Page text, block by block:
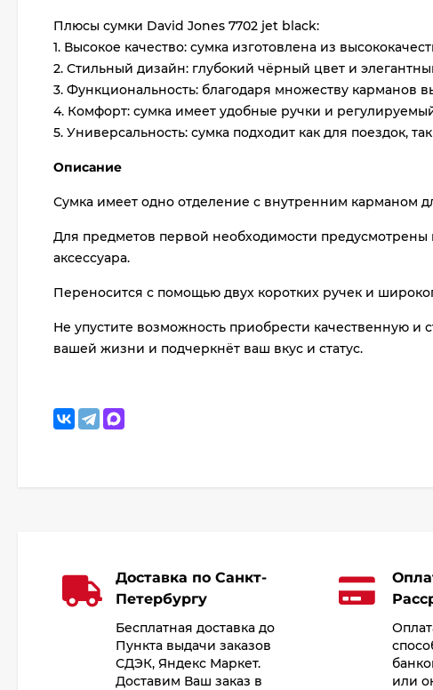
Плюсы сумки David Jones 7702 jet black:
1. Высокое качество: сумка изготовлена из
2. Стильный дизайн: глубокий чёрный цвет и
3. Функциональность: благодаря множеству карманов
4. Комфорт: сумка имеет удобные ручки и
5. Универсальность: сумка подходит как для поездок,
Описание
Сумка имеет одно отделение с внутренним карманом
Для предметов первой необходимости
аксессуара.
Переносится с помощью двух коротких ручек и
Не упустите возможность приобрести качественную
вашей жизни и подчеркнёт ваш вкус и статус.
Доставка по Санкт-
Петербургу
Бесплатная доставка до
Пункта выдачи заказов
СДЭК, Яндекс Маркет.
Доставим Ваш заказ в
или